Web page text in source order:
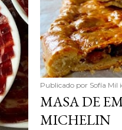
Publicado por Sofía Mil
MASA DE
MICHELIN